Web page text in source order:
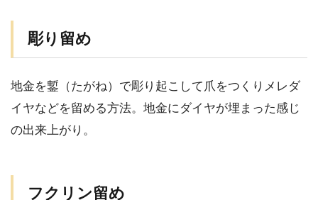
彫り留め
地金を鏨（たがね）で彫り起こして爪をつくりメレダ
イヤなどを留める方法。地金にダイヤが埋まった感じ
の出来上がり。
フクリン留め